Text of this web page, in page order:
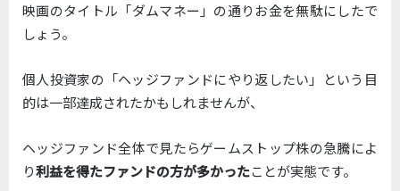
映画のタイトル「ダムマネー」の通りお金を無駄にしたで
しょう。
個人投資家の「ヘッジファンドにやり返したい」
という目
的は一部達成されたかもしれませんが、
ヘッジファンド全体で見たらゲームストップ株の急騰によ
り利益を得たファンドの方が多かったことが実態です。